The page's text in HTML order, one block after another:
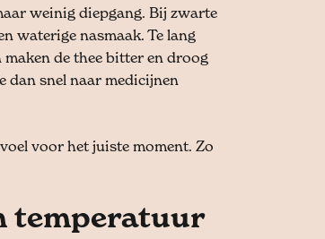
weinig diepgang. Bij zwarte
waterige nasmaak. Te lang
de thee bitter en droog
dan snel naar medicijnen
voor het juiste moment. Zo
temperatuur